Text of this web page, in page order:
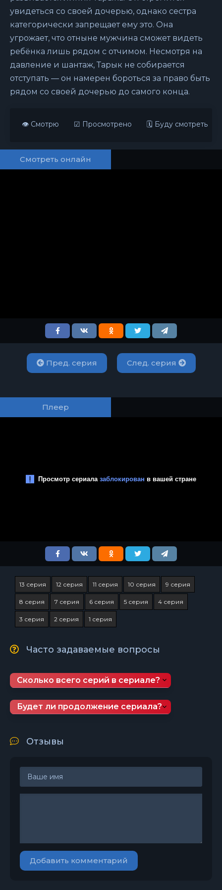
увидеться со своей дочерью, однако сестра
категорически запрещает ему это. Она
угрожает, что отныне мужчина сможет видеть
ребёнка лишь рядом с отчимом. Несмотря на
давление и шантаж, Тарык не собирается
отступать — он намерен бороться за право быть
рядом со своей дочерью до самого конца.
👁 Смотрю ☑ Просмотрено 🗓 Буду смотреть
Смотреть онлайн
Пред. серия След. серия
Плеер
13 серия 12 серия 11 серия 10 серия 9 серия
8 серия 7 серия 6 серия 5 серия 4 серия
3 серия 2 серия 1 серия
Часто задаваемые вопросы
Сколько всего серий в сериале?
Будет ли продолжение сериала?
Отзывы
Добавить комментарий